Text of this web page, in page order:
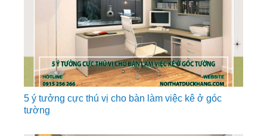
5 ý tưởng cực thú vị cho bàn làm việc kê ở góc
tường